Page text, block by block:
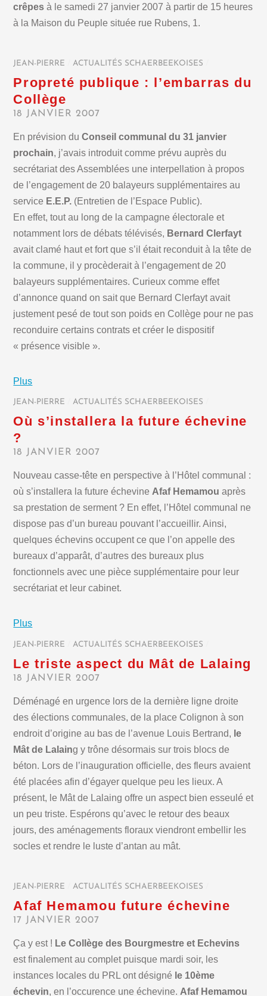
crêpes à le samedi 27 janvier 2007 à partir de 15 heures
à la Maison du Peuple située rue Rubens, 1.
JEAN-PIERRE ACTUALITÉS SCHAERBEEKOISES
Propreté publique : l’embarras du
Collège
18 JANVIER 2007
En prévision duConseil communal du 31 janvier
prochain, j’avais introduit comme prévu auprès du
secrétariat des Assemblées une interpellation à propos
de l’engagement de 20 balayeurs supplémentaires au
service E.E.P. (Entretien de l’Espace Public).
En effet, tout au long de la campagne électorale et
notamment lors de débats télévisés, Bernard Clerfayt
avait clamé haut et fort que s’il était reconduit à la tête de
la commune, il y procèderait à l’engagement de 20
balayeurs supplémentaires. Curieux comme effet
d’annonce quand on sait que Bernard Clerfayt avait
justement pesé de tout son poids en Collège pour ne pas
reconduire certains contrats et créer le dispositif
« présence visible ».
Plus
JEAN-PIERRE ACTUALITÉS SCHAERBEEKOISES
Où s’installera la future échevine
?
18 JANVIER 2007
Nouveau casse-tête en perspective à l’Hôtel communal :
où s’installera la future échevineAfaf Hemamou après
sa prestation de serment ? En effet, l’Hôtel communal ne
dispose pas d’un bureau pouvant l’accueillir. Ainsi,
quelques échevins occupent ce que l’on appelle des
bureaux d’apparât, d’autres des bureaux plus
fonctionnels avec une pièce supplémentaire pour leur
secrétariat et leur cabinet.
Plus
JEAN-PIERRE ACTUALITÉS SCHAERBEEKOISES
Le triste aspect du Mât de Lalaing
18 JANVIER 2007
Déménagé en urgence lors de la dernière ligne droite
des élections communales, de la place Colignon à son
endroit d’origine au bas de l’avenue Louis Bertrand, le
Mât de Lalaing y trône désormais sur trois blocs de
béton. Lors de l’inauguration officielle, des fleurs avaient
été placées afin d’égayer quelque peu les lieux. A
présent, le Mât de Lalaing offre un aspect bien esseulé et
un peu triste. Espérons qu’avec le retour des beaux
jours, des aménagements floraux viendront embellir les
socles et rendre le luste d’antan au mât.
JEAN-PIERRE ACTUALITÉS SCHAERBEEKOISES
Afaf Hemamou future échevine
17 JANVIER 2007
Ça y est ! Le Collège des Bourgmestre et Echevins
est finalement au complet puisque mardi soir, les
instances locales du PRL ont désigné le 10ème
échevin, en l’occurence une échevine. Afaf Hemamou